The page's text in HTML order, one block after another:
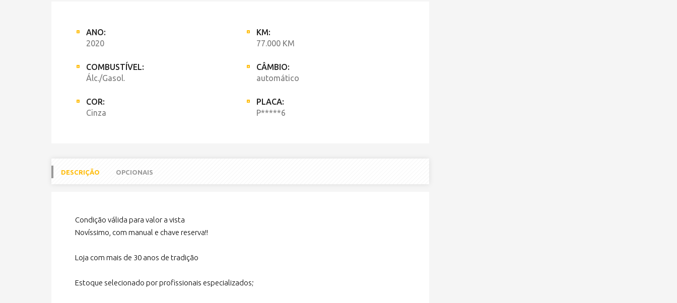
ANO:
2020
KM:
77.000 KM
COMBUSTÍVEL:
Álc./Gasol.
CÂMBIO:
automático
COR:
Cinza
PLACA:
P*****6
DESCRIÇÃO OPCIONAIS
Condição válida para valor a vista
Novíssimo, com manual e chave reserva!!
Loja com mais de 30 anos de tradição
Estoque selecionado por profissionais especializados;